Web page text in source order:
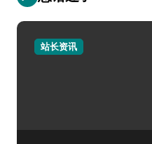
站长资讯